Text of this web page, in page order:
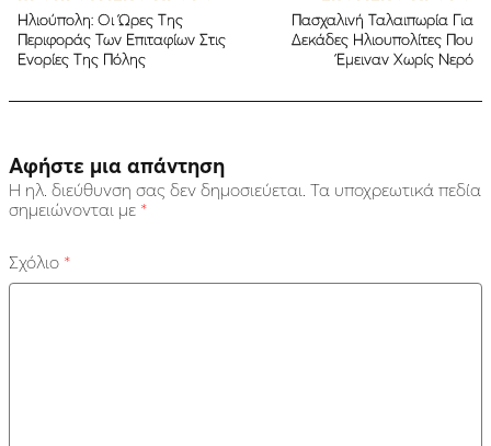
Ηλιούπολη: Οι Ώρες Της
Περιφοράς Των Επιταφίων Στις
Ενορίες Της Πόλης
Πασχαλινή Ταλαιπωρία Για
Δεκάδες Ηλιουπολίτες Που
Έμειναν Χωρίς Νερό
Αφήστε μια απάντηση
Η ηλ. διεύθυνση σας δεν δημοσιεύεται. Τα υποχρεωτικά πεδία
σημειώνονται με *
Σχόλιο *